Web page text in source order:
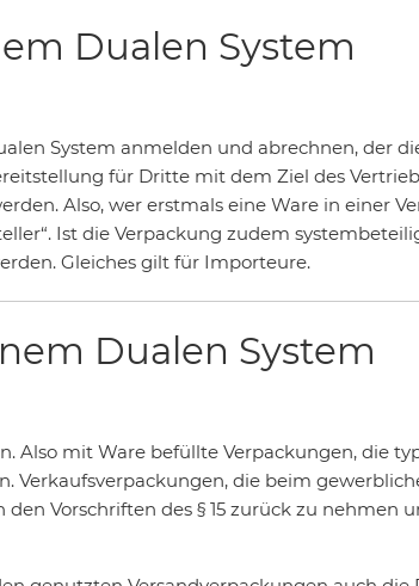
Dualen System
System anmelden und abrechnen, der
für Dritte mit dem Ziel des
Also, wer erstmals eine Ware in einer
Ist die Verpackung zudem
Gleiches gilt für Importeure.
Dualen System
Also mit Ware befüllte Verpackungen, die
Verkaufsverpackungen, die beim
Vorschriften des § 15 zurück zu nehmen